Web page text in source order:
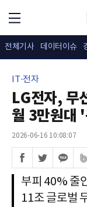
전체기사 데이터이슈
IT·전자
LG전자, 무
월 3만원대
2026-06-16 10:08:07
부피 40% 줄
11조 글로벌